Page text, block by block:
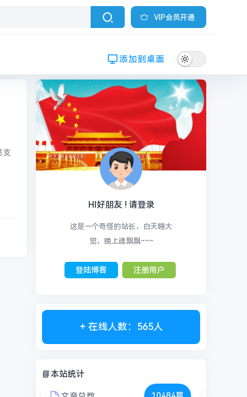
VIP会员开通
添加到桌面
HI好朋友 ! 请登录
这是一个奇怪的站长，白天睡大
觉，晚上魂飘飘~~~
登陆博客 注册用户
+ 在线人数：565人
📘本站统计